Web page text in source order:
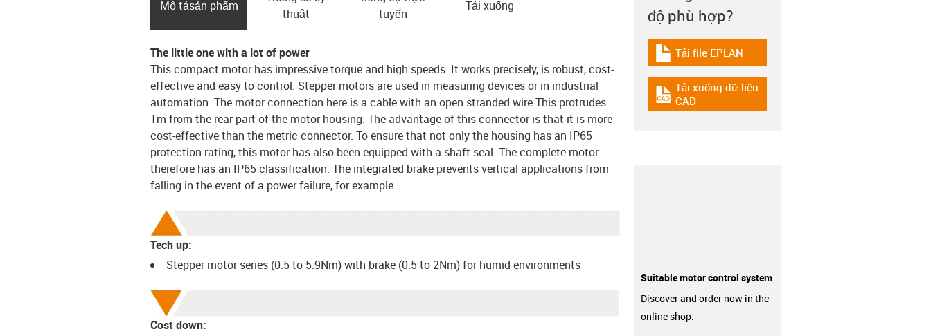
Mô tả­sản phẩm
thuật
tuyến
Tải xuống
The little one with a lot of power
This compact motor has impressive torque and high speeds. It works precisely, is robust, cost-
effective and easy to control. Stepper motors are used in measuring devices or in industrial
automation. The motor connection here is a cable with an open stranded wire.This protrudes
1m from the rear part of the motor housing. The advantage of this connector is that it is more
cost-effective than the metric connector. To ensure that not only the housing has an IP65
protection rating, this motor has also been equipped with a shaft seal. The complete motor
therefore has an IP65 classification. The integrated brake prevents vertical applications from
falling in the event of a power failure, for example.
Tech up:
Stepper motor series (0.5 to 5.9Nm) with brake (0.5 to 2Nm) for humid environments
Cost down:
độ phù hợp?
igus-icon-download-plan
Tải file EPLAN
igus-icon-cad-dateien
Tải xuống dữ liệu
CAD
Suitable motor control system
Discover and order now in the
online shop.